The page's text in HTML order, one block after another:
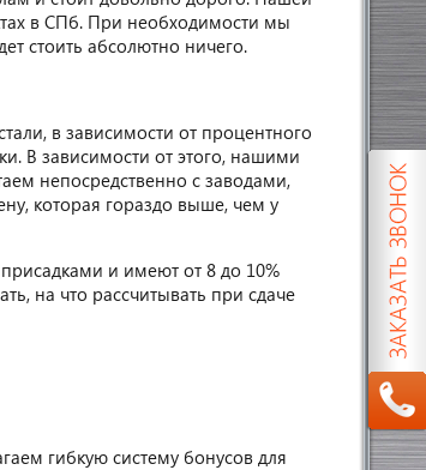
в СПб. При необходимости мы
стоить абсолютно ничего.
в зависимости от процентного
В зависимости от этого, нашими
непосредственно с заводами,
которая гораздо выше, чем у
и имеют от 8 до 10%
на что рассчитывать при сдаче
гибкую систему бонусов для